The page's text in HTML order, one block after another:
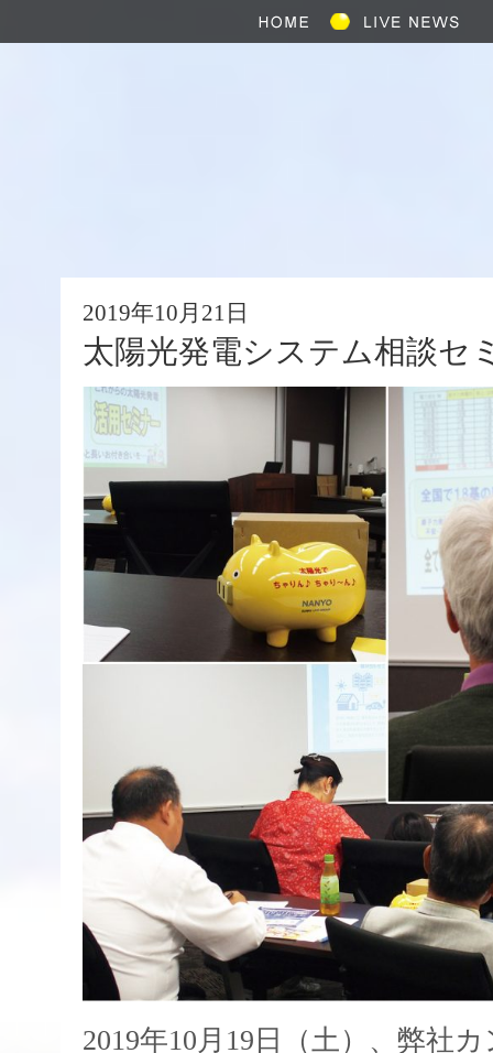
2019年10月21日
太陽光発電システム相談セ
2019年10月19日（土）、弊社